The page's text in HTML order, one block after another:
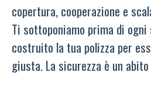
copertura, cooperazione e
Ti sottoponiamo prima di
costruito la tua polizza per
giusta. La sicurezza è un